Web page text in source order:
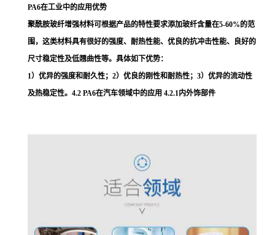
PA6在工业中的应用优势
聚酰胺玻纤增强材料可根据产品的特性要求添加玻纤含量在5-60%的范
围，这类材料具有很好的强度、耐热性能、优良的抗冲击性能、良好的
尺寸稳定性及低翘曲性等。具体如下优势：
1）优异的强度和耐久性；2）优良的刚性和耐热性；3）优异的流动性
及热稳定性。4.2 PA6在汽车领域中的应用 4.2.1内外饰部件